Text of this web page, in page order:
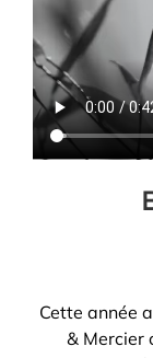
Cette année
& Mercier